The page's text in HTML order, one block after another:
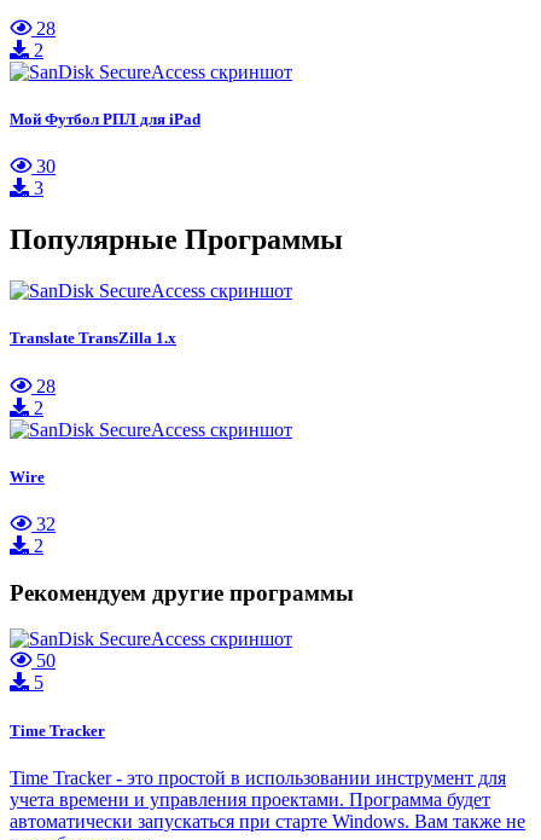
28
2
Мой Футбол РПЛ для iPad
30
3
Популярные Программы
Translate TransZilla 1.x
28
2
Wire
32
2
Рекомендуем другие программы
50
5
Time Tracker
Time Tracker - это простой в использовании инструмент для
учета времени и управления проектами. Программа будет
автоматически запускаться при старте Windows. Вам также не